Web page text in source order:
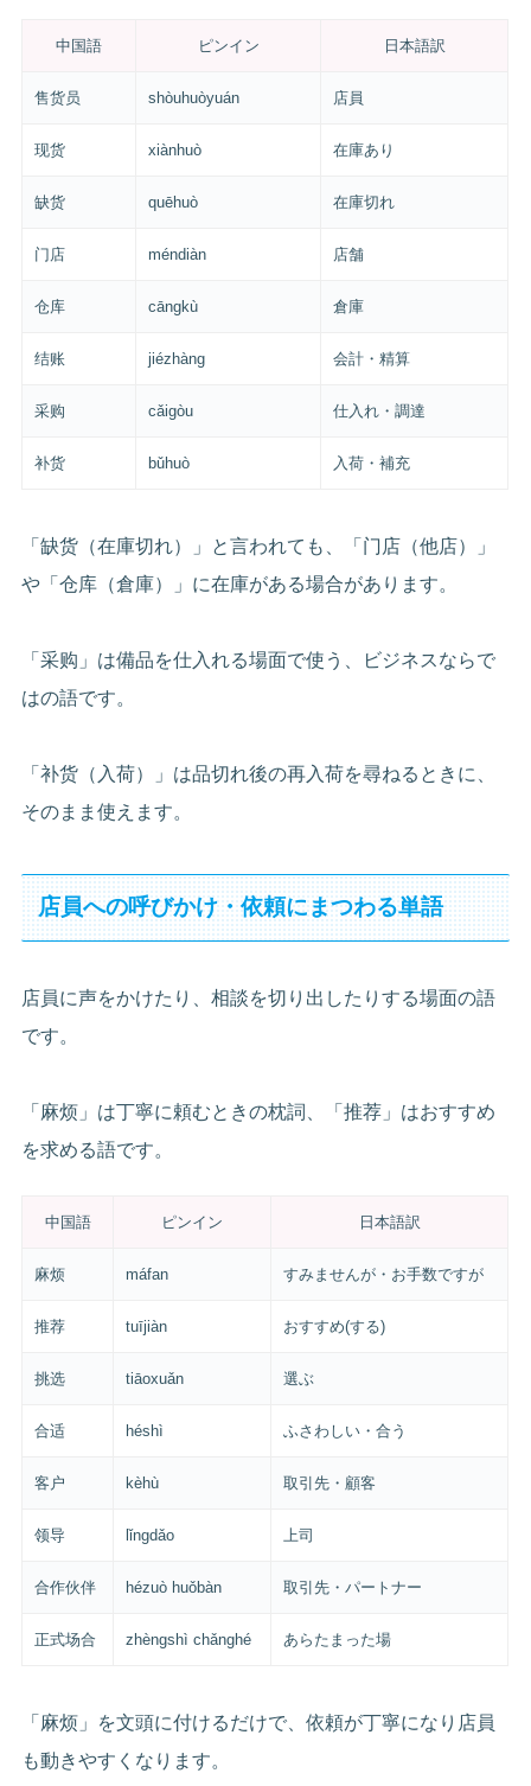
中国語 ピンイン 日本語訳
售货员 shòuhuòyuán 店員
现货 xiànhuò 在庫あり
缺货 quēhuò 在庫切れ
门店 méndiàn 店舗
仓库 cāngkù 倉庫
结账 jiézhàng 会計・精算
采购 cǎigòu 仕入れ・調達
补货 bǔhuò 入荷・補充
「缺货（在庫切れ）」と言われても、「门店（他店）」
や「仓库（倉庫）」に在庫がある場合があります。
「采购」は備品を仕入れる場面で使う、ビジネスならで
はの語です。
「补货（入荷）」は品切れ後の再入荷を尋ねるときに、
そのまま使えます。
店員への呼びかけ・依頼にまつわる単語
店員に声をかけたり、相談を切り出したりする場面の語
です。
「麻烦」は丁寧に頼むときの枕詞、「推荐」はおすすめ
を求める語です。
中国語 ピンイン 日本語訳
麻烦 máfan すみませんが・お手数ですが
推荐 tuījiàn おすすめ(する)
挑选 tiāoxuǎn 選ぶ
合适 héshì ふさわしい・合う
客户 kèhù 取引先・顧客
领导 lǐngdǎo 上司
合作伙伴 hézuò huǒbàn 取引先・パートナー
正式场合 zhèngshì chǎnghé あらたまった場
「麻烦」を文頭に付けるだけで、依頼が丁寧になり店員
も動きやすくなります。